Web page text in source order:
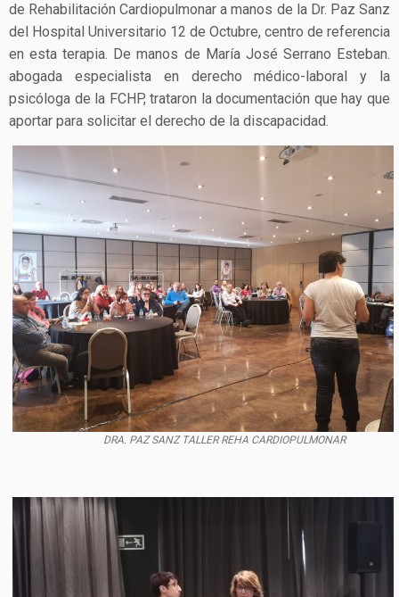
de Rehabilitación Cardiopulmonar a manos de la Dr. Paz Sanz
del Hospital Universitario 12 de Octubre, centro de referencia
en esta terapia. De manos de María José Serrano Esteban.
abogada especialista en derecho médico-laboral y la
psicóloga de la FCHP, trataron la documentación que hay que
aportar para solicitar el derecho de la discapacidad.
DRA. PAZ SANZ TALLER REHA CARDIOPULMONAR